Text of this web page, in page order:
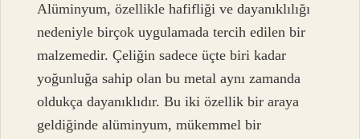
Alüminyum, özellikle hafifliği ve dayanıklılığı
nedeniyle birçok uygulamada tercih edilen bir
malzemedir. Çeliğin sadece üçte biri kadar
yoğunluğa sahip olan bu metal aynı zamanda
oldukça dayanıklıdır. Bu iki özellik bir araya
geldiğinde alüminyum, mükemmel bir